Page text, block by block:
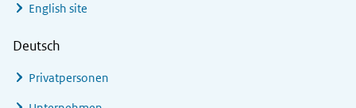
English site
Deutsch
Privatpersonen